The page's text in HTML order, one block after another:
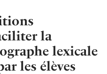
la
lexicale
les élèves